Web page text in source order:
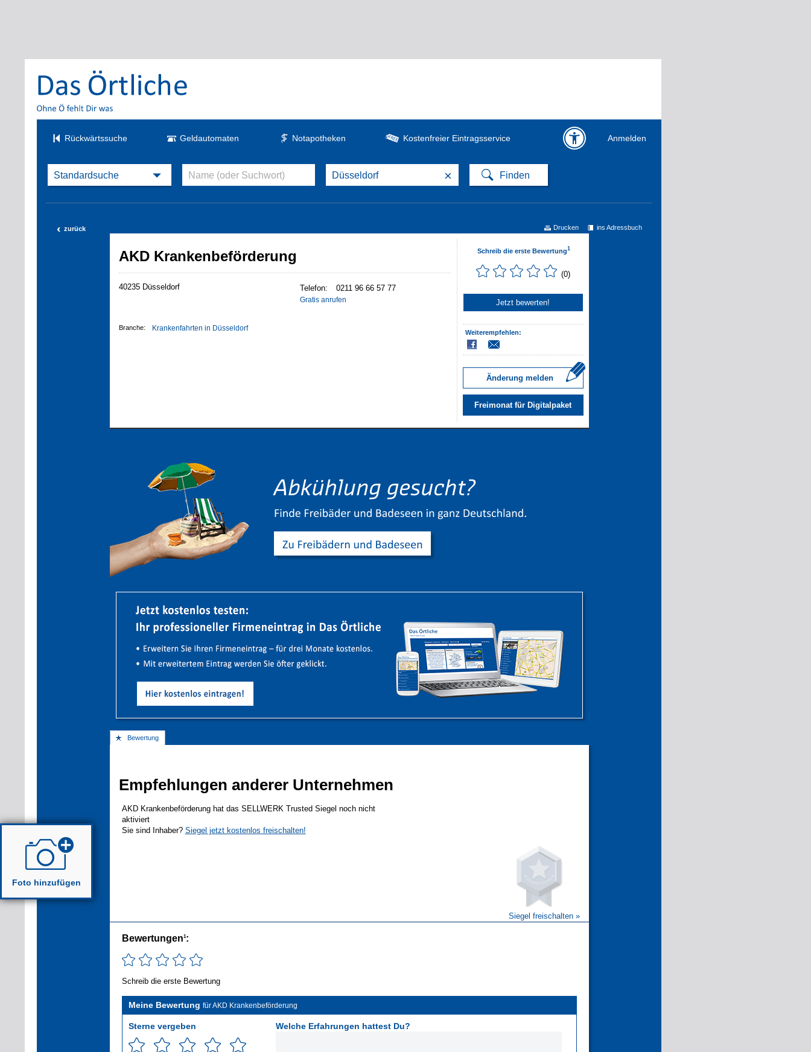
Rückwärtssuche Geldautomaten Notapotheken Kostenfreier Eintragsservice Anmelden
×
ins Adressbuch
Drucken
‹ zurück
AKD Krankenbeförderung
40235 Düsseldorf Telefon: 0211 96 66 57 77
Gratis anrufen
Branche: Krankenfahrten in Düsseldorf
Schreib die erste Bewertung1
(0)
Jetzt bewerten!
Weiterempfehlen:
Änderung melden
Freimonat für Digitalpaket
Bewertung
Empfehlungen anderer Unternehmen
AKD Krankenbeförderung hat das SELLWERK Trusted Siegel noch nicht
aktiviert
Sie sind Inhaber? Siegel jetzt kostenlos freischalten!
Siegel freischalten »
Bewertungen1:
Schreib die erste Bewertung
Meine Bewertung für AKD Krankenbeförderung
Sterne vergeben Welche Erfahrungen hattest Du?
Foto hinzufügen